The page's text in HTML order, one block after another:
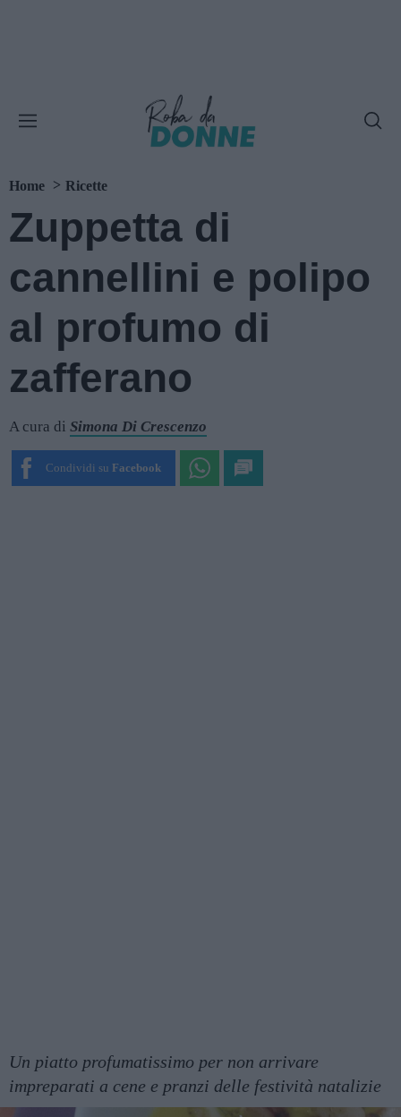
Home Ricette
Zuppetta di
cannellini e polipo
al profumo di
zafferano
A cura di Simona Di Crescenzo
Condividi su Facebook
Un piatto profumatissimo per non arrivare
impreparati a cene e pranzi delle festività natalizie